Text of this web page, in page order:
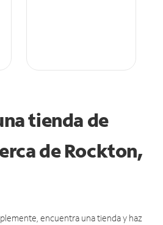
tienda de
de Rockton,
encuentra una tienda y haz